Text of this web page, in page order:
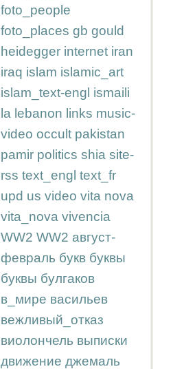
foto_people
foto_places gb gould
heidegger internet iran
iraq islam islamic_art
islam_text-engl ismaili
la lebanon links music-
video occult pakistan
pamir politics shia site-
rss text_engl text_fr
upd us video vita nova
vita_nova vivencia
WW2 WW2 август-
февраль букв буквы
буквы булгаков
в_мире васильев
вежливый_отказ
виолончель выписки
движение джемаль